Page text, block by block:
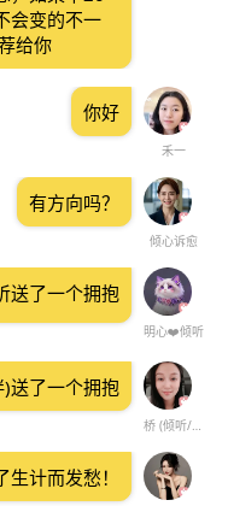
会变的不一
给你
禾一
你好
倾心诉愈
有方向吗？
明心❤️倾听
送了一个拥抱
桥 (倾听/陪伴)
送了一个拥抱
计而发愁！